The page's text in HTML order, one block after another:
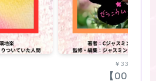
￥330
【002】